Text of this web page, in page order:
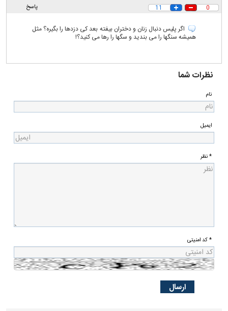
پاسخ 0
11
اگر پلیس دنبال زنان و دختران بیفته بعد کی دزدها را بگیره؟ مثل
همیشه سنگها را می بندید و سگها را رها می کنید؟!
نظرات شما
نام
ایمیل
* نظر
* کد امنیتی